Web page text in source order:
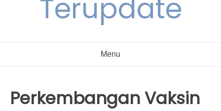
Terupdate
Menu
Perkembangan Vaksin